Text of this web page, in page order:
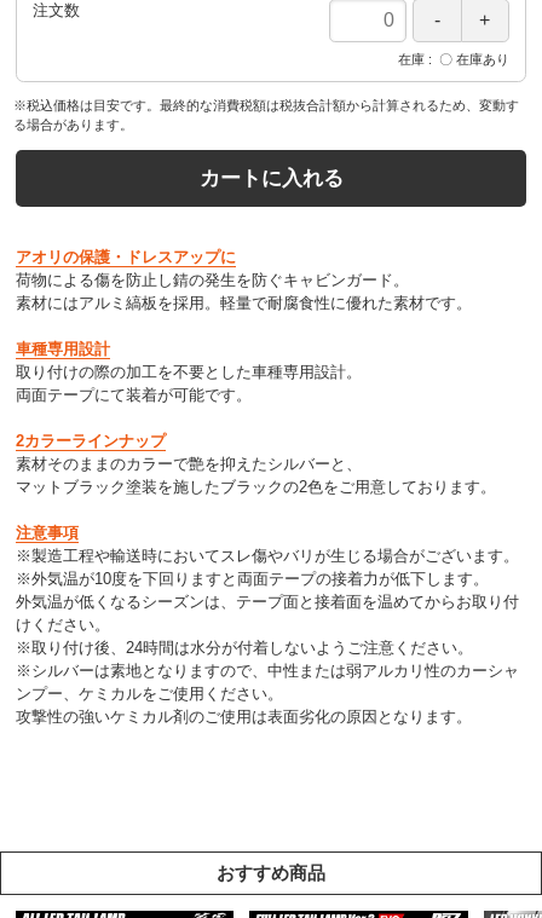
注文数
在庫 〇 在庫あり
※税込価格は目安です。最終的な消費税額は税抜合計額から計算されるため、変動す
る場合があります。
カートに入れる
アオリの保護・ドレスアップに
荷物による傷を防止し錆の発生を防ぐキャビンガード。
素材にはアルミ縞板を採用。軽量で耐腐食性に優れた素材です。
車種専用設計
取り付けの際の加工を不要とした車種専用設計。
両面テープにて装着が可能です。
2カラーラインナップ
素材そのままのカラーで艶を抑えたシルバーと、
マットブラック塗装を施したブラックの2色をご用意しております。
注意事項
※製造工程や輸送時においてスレ傷やバリが生じる場合がございます。
※外気温が10度を下回りますと両面テープの接着力が低下します。
外気温が低くなるシーズンは、テープ面と接着面を温めてからお取り付
けください。
※取り付け後、24時間は水分が付着しないようご注意ください。
※シルバーは素地となりますので、中性または弱アルカリ性のカーシャ
ンプー、ケミカルをご使用ください。
攻撃性の強いケミカル剤のご使用は表面劣化の原因となります。
おすすめ商品